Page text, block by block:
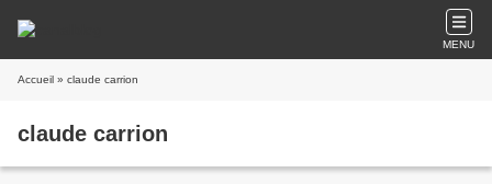
MENU
Accueil » claude carrion
claude carrion